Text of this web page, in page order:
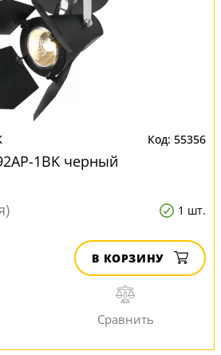
55356
1BK черный
1 шт.
В КОРЗИНУ